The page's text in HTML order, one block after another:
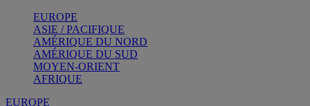
EUROPE
ASIE / PACIFIQUE
AMÉRIQUE DU NORD
AMÉRIQUE DU SUD
MOYEN-ORIENT
AFRIQUE
EUROPE